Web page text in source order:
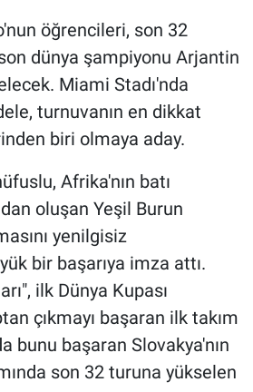
öğrencileri, son 32
dünya şampiyonu Arjantin
Miami Stadı'nda
turnuvanın en dikkat
biri olmaya aday.
Afrika'nın batı
oluşan Yeşil Burun
yenilgisiz
bir başarıya imza attı.
ilk Dünya Kupası
çıkmayı başaran ilk takım
bunu başaran Slovakya'nın
son 32 turuna yükselen